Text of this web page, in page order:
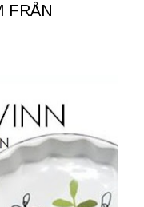
FRÅN